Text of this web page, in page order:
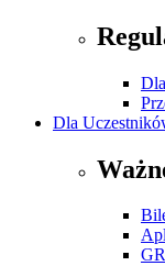
Dla